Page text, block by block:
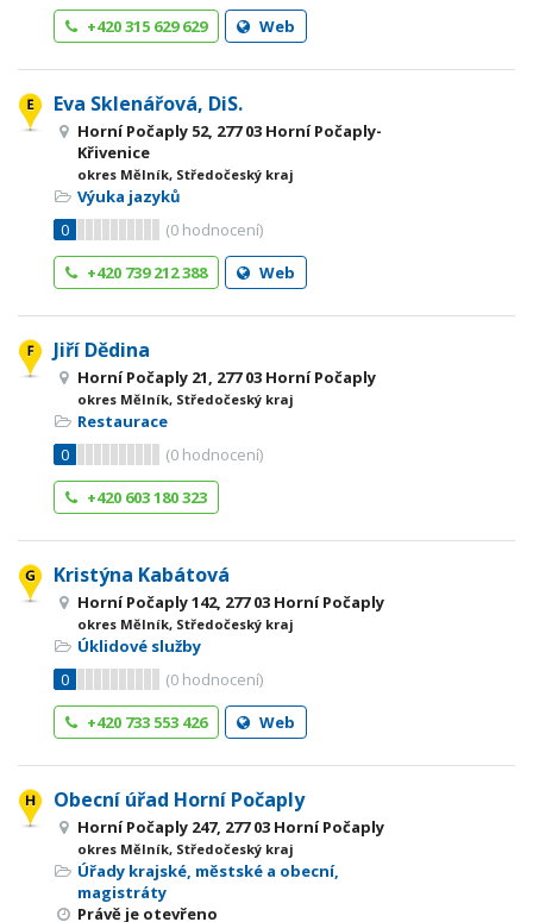
+420 315 629 629
Web
Eva Sklenářová, DiS.
Horní Počaply 52, 277 03 Horní Počaply-
Křivenice
okres Mělník, Středočeský kraj
Výuka jazyků
0
(0 hodnocení)
+420 739 212 388
Web
Jiří Dědina
Horní Počaply 21, 277 03 Horní Počaply
okres Mělník, Středočeský kraj
Restaurace
0
(0 hodnocení)
+420 603 180 323
Kristýna Kabátová
Horní Počaply 142, 277 03 Horní Počaply
okres Mělník, Středočeský kraj
Úklidové služby
0
(0 hodnocení)
+420 733 553 426
Web
Obecní úřad Horní Počaply
Horní Počaply 247, 277 03 Horní Počaply
okres Mělník, Středočeský kraj
Úřady krajské, městské a obecní,
magistráty
Právě je otevřeno